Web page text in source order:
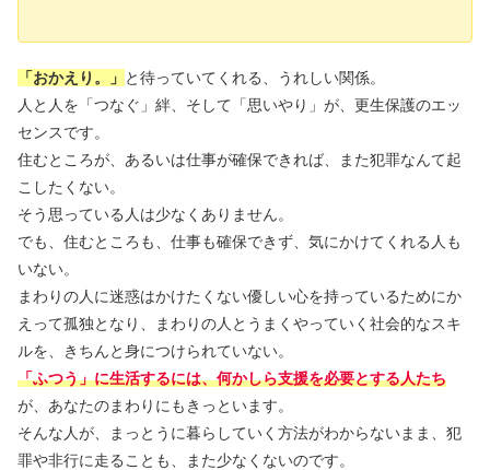
「おかえり。」 と待っていてくれる、うれしい関係。
人と人を「つなぐ」絆、そして「思いやり」が、更生保護のエッ
センスです。
住むところが、あるいは仕事が確保できれば、また犯罪なんて起
こしたくない。
そう思っている人は少なくありません。
でも、住むところも、仕事も確保できず、気にかけてくれる人も
いない。
まわりの人に迷惑はかけたくない優しい心を持っているためにか
えって孤独となり、まわりの人とうまくやっていく社会的なスキ
ルを、きちんと身につけられていない。
「ふつう」に生活するには、何かしら支援を必要とする人たち
が、あなたのまわりにもきっといます。
そんな人が、まっとうに暮らしていく方法がわからないまま、犯
罪や非行に走ることも、また少なくないのです。